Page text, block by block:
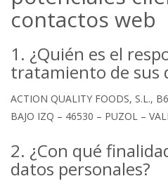
contactos web
1. ¿Quién es el
tratamiento de sus
ACTION QUALITY FOODS, S.L.,
BAJO IZQ – 46530 – PUZOL –
2. ¿Con qué
datos personales?